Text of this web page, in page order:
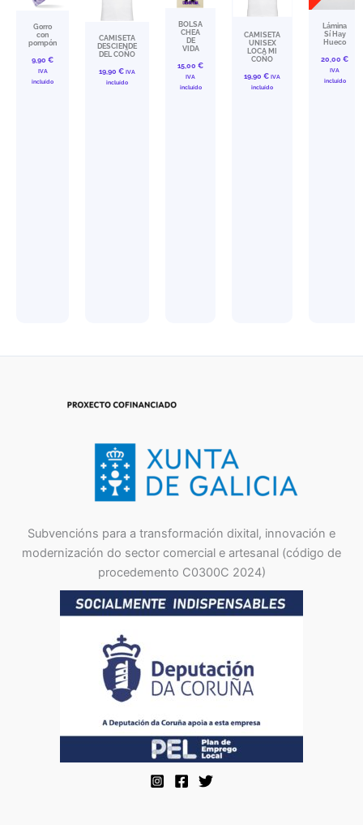
Gorro
con
pompón
9,90 €
IVA
incluído
CAMISETA
DESCIENDE
DEL COÑO
19,90 € IVA
incluído
BOLSA
CHEA
DE
VIDA
15,00 €
IVA
incluído
CAMISETA
UNISEX
LOCA MI
COÑO
19,90 € IVA
incluído
Lámina
Sí Hay
Hueco
20,00 €
IVA
incluído
Subvencións para a transformación dixital, innovación e
modernización do sector comercial e artesanal (código de
procedemento C0300C 2024)